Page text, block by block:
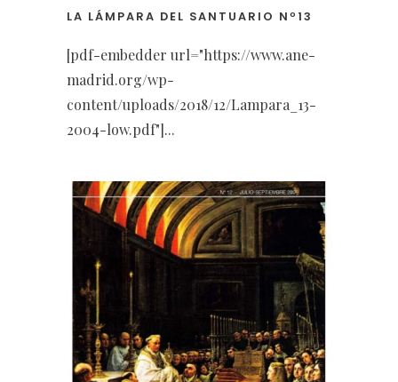
LA LÁMPARA DEL SANTUARIO Nº13
[pdf-embedder url="https://www.ane-
madrid.org/wp-
content/uploads/2018/12/Lampara_13-
2004-low.pdf"]...